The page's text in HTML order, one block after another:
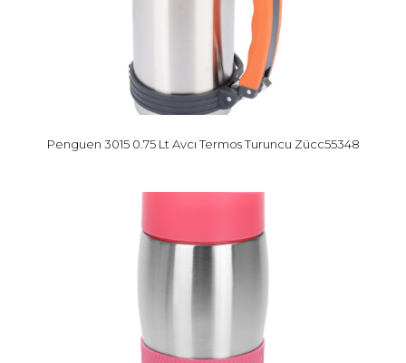
Penguen 3015 0.75 Lt Avcı Termos Turuncu Zücc55348